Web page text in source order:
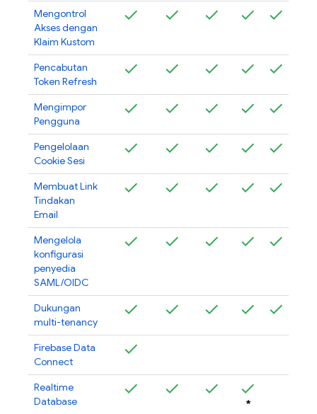
Mengontrol
Akses dengan
Klaim Kustom
Pencabutan
Token Refresh
Mengimpor
Pengguna
Pengelolaan
Cookie Sesi
Membuat Link
Tindakan
Email
Mengelola
konfigurasi
penyedia
SAML/OIDC
Dukungan
multi-tenancy
Firebase Data
Connect
Realtime
Database
*